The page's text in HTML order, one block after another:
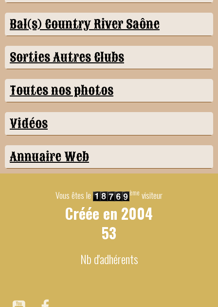
Bal(s) Country River Saône
Sorties Autres Clubs
Toutes nos photos
Vidéos
Annuaire Web
Vous êtes le ème visiteur
Créée en 2004
53
Nb d'adhérents